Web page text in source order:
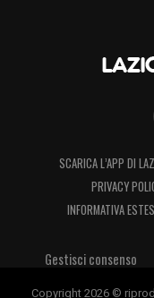
SCARICA L’APP DI
PRIVACY
INFORMATIVA
Gestisci consenso
Copyright 2026 ©